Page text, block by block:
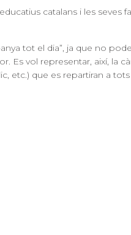
catalans i les seves
tot el dia”, ja que no
Es vol representar, així, la
etc.) que es repartiran a